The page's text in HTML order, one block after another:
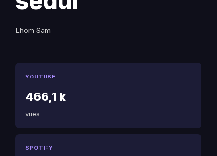
Lhom Sam
YOUTUBE
466,1 k
vues
SPOTIFY